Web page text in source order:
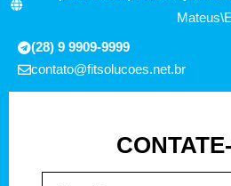
(28) 9 9909-9999
contato@fitsolucoes.net.br